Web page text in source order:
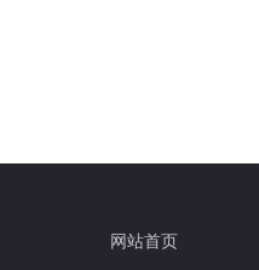
网站首页